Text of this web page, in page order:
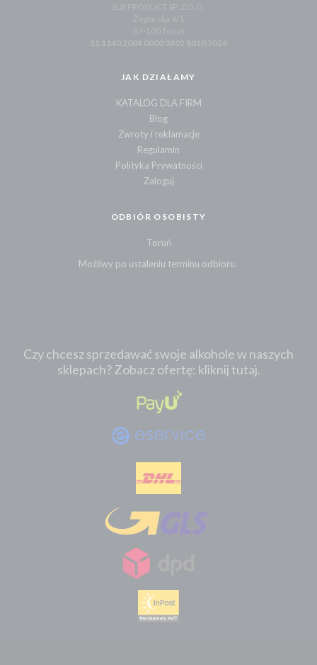
SLB PRODUCT SP. Z O.O.
Żeglarska 4/1
87-100 Toruń
11 1140 2004 0000 3402 8010 5026
JAK DZIAŁAMY
KATALOG DLA FIRM
Blog
Zwroty i reklamacje
Regulamin
Polityka Prywatności
Zaloguj
ODBIÓR OSOBISTY
Toruń
Możliwy po ustaleniu terminu odbioru.
Czy chcesz sprzedawać swoje alkohole w naszych
sklepach? Zobacz ofertę: kliknij tutaj.